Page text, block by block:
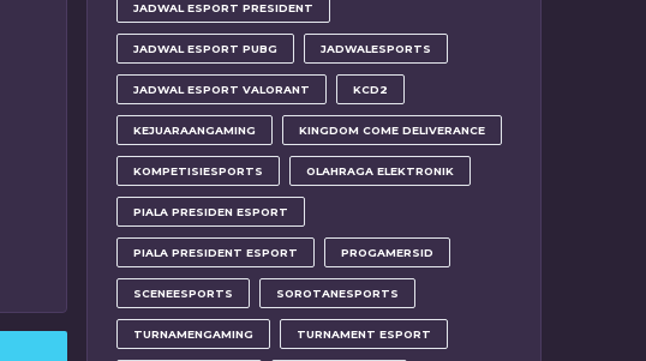
JADWAL ESPORT PRESIDENT
JADWAL ESPORT PUBG JADWALESPORTS
JADWAL ESPORT VALORANT KCD2
KEJUARAANGAMING KINGDOM COME DELIVERANCE
KOMPETISIESPORTS OLAHRAGA ELEKTRONIK
PIALA PRESIDEN ESPORT
PIALA PRESIDENT ESPORT PROGAMERSID
SCENEESPORTS SOROTANESPORTS
TURNAMENGAMING TURNAMENT ESPORT